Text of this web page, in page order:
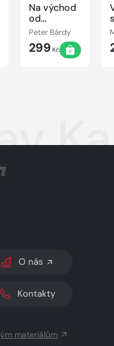
Na východ
od
zdravého
rozumu
Peter Bárdy
299 Kč
SVĚTLÝ/TMAVÝ REŽIM
O nás
Kontakty
materiálům